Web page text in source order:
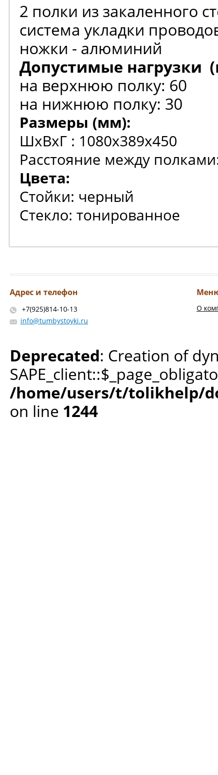
2 полки из закаленного
система укладки
ножки - алюминий
Допустимые нагрузки
на верхнюю полку: 60
на нижнюю полку: 30
Размеры (мм):
ШхВхГ : 1080х389х450
Расстояние между
Цвета:
Стойки: черный
Стекло: тонированное
Адрес и телефон
+7(925)814-10-13
info@tumbystoyki.ru
О
Deprecated: Creation of
/home/users/t/tolikhelp/
on line 1244